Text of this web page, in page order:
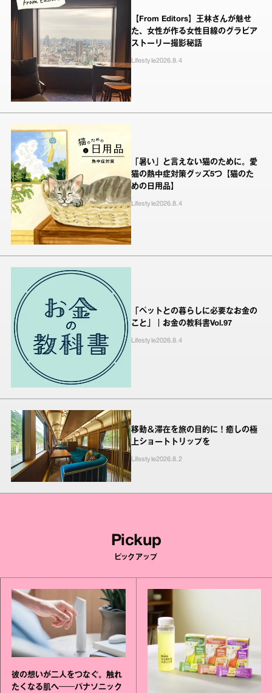
【From Editors】王林さんが魅せ
た、女性が作る女性目線のグラビア
ストーリー撮影秘話
Lifestyle2026.8.4
「暑い」と言えない猫のために。愛
猫の熱中症対策グッズ5つ【猫のた
めの日用品】
Lifestyle2026.8.4
「ペットとの暮らしに必要なお金の
こと」｜お金の教科書Vol.97
Lifestyle2026.8.4
移動＆滞在を旅の目的に！癒しの極
上ショートトリップを
Lifestyle2026.8.2
Pickup
ピックアップ
彼の想いが二人をつなぐ。触れ
たくなる肌へ──パナソニック